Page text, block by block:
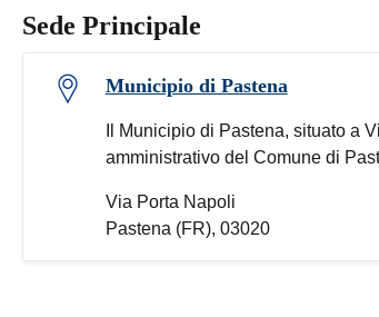
Sede Principale
Municipio di Pastena
Il Municipio di Pastena, situato a
amministrativo del Comune di
Via Porta Napoli
Pastena (FR), 03020